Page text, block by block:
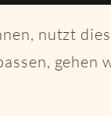
nutzt
gehen